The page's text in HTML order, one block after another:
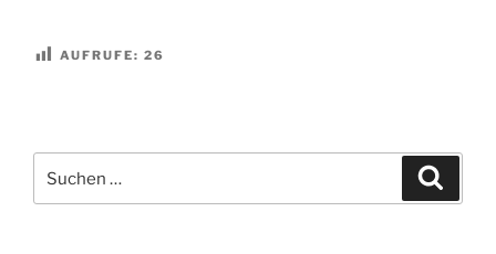
AUFRUFE: 26
nach: